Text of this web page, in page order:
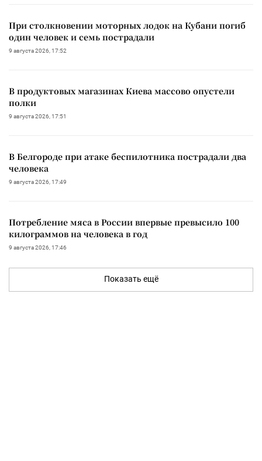
При столкновении моторных лодок на Кубани погиб
один человек и семь пострадали
9 августа 2026, 17:52
В продуктовых магазинах Киева массово опустели
полки
9 августа 2026, 17:51
В Белгороде при атаке беспилотника пострадали два
человека
9 августа 2026, 17:49
Потребление мяса в России впервые превысило 100
килограммов на человека в год
9 августа 2026, 17:46
Показать ещё